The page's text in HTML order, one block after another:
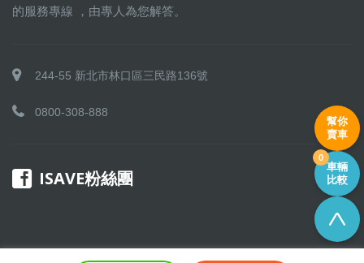
的服務專線 ，由專人為您解答。
244-55 新北市林口區三民路136號
0800-308-888
ISAVE粉絲團
幫你
賣車
車輛
比較
0